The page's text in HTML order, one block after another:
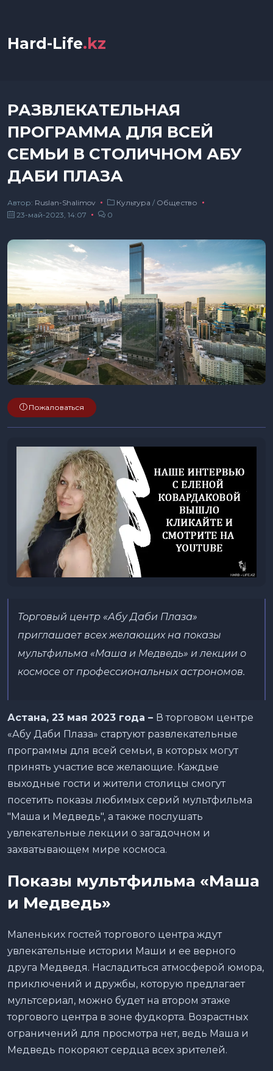
Hard-Life.kz
РАЗВЛЕКАТЕЛЬНАЯ
ПРОГРАММА ДЛЯ ВСЕЙ
СЕМЬИ В СТОЛИЧНОМ АБУ
ДАБИ ПЛАЗА
Автор: Ruslan-Shalimov Культура / Общество
23-май-2023, 14:07
0
Пожаловаться
Торговый центр «Абу Даби Плаза»
приглашает всех желающих на показы
мультфильма «Маша и Медведь» и лекции о
космосе от профессиональных астрономов.
Астана, 23 мая 2023 года – В торговом центре
«Абу Даби Плаза» стартуют развлекательные
программы для всей семьи, в которых могут
принять участие все желающие. Каждые
выходные гости и жители столицы смогут
посетить показы любимых серий мультфильма
"Маша и Медведь", а также послушать
увлекательные лекции о загадочном и
захватывающем мире космоса.
Показы мультфильма «Маша
и Медведь»
Маленьких гостей торгового центра ждут
увлекательные истории Маши и ее верного
друга Медведя. Насладиться атмосферой юмора,
приключений и дружбы, которую предлагает
мультсериал, можно будет на втором этаже
торгового центра в зоне фудкорта. Возрастных
ограничений для просмотра нет, ведь Маша и
Медведь покоряют сердца всех зрителей.